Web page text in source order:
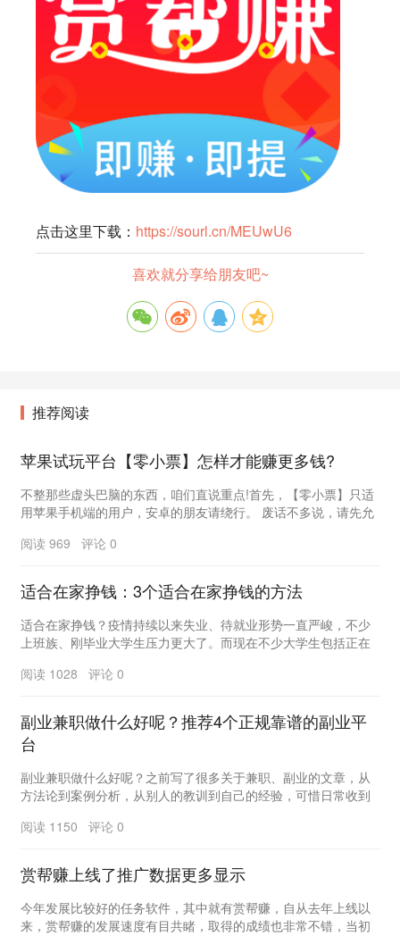
点击这里下载： https://sourl.cn/MEUwU6
喜欢就分享给朋友吧~
推荐阅读
苹果试玩平台【零小票】怎样才能赚更多钱?
不整那些虚头巴脑的东西，咱们直说重点!首先，【零小票】只适
用苹果手机端的用户，安卓的朋友请绕行。 废话不多说，请先允
阅读 969 评论 0
适合在家挣钱：3个适合在家挣钱的方法
适合在家挣钱？疫情持续以来失业、待就业形势一直严峻，不少
上班族、刚毕业大学生压力更大了。而现在不少大学生包括正在
阅读 1028 评论 0
副业兼职做什么好呢？推荐4个正规靠谱的副业平
台
副业兼职做什么好呢？之前写了很多关于兼职、副业的文章，从
方法论到案例分析，从别人的教训到自己的经验，可惜日常收到
阅读 1150 评论 0
赏帮赚上线了推广数据更多显示
今年发展比较好的任务软件，其中就有赏帮赚，自从去年上线以
来，赏帮赚的发展速度有目共睹，取得的成绩也非常不错，当初